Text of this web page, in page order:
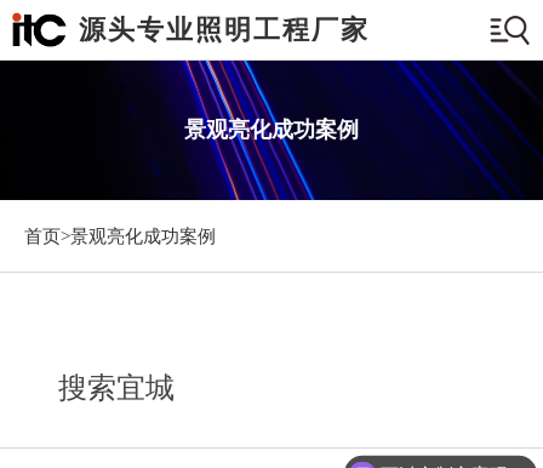
源头专业照明工程厂家
景观亮化成功案例
首页>景观亮化成功案例
搜索宜城